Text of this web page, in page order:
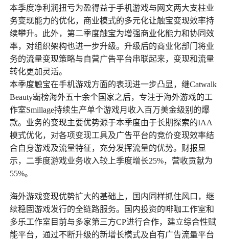
本季度净利润扭亏为盈得益于手机游戏与网文两大支柱业
务变现能力的优化，商业模式的多元化让触宝变现效率持
续攀升。此外，第二季度触宝为增强商业化能力和协同效
率，对组织架构也进一步升级。升级后的商业化部门将业
务的流量变现策略与自营广告平台串联起来，变现和流量
转化更加灵活。
本季度触宝在手机游戏方面的表现进一步凸显，继Catwalk
Beauty霸榜海外五十余个国家之后，专注于海外游戏的工
作室Smillage持续生产单个游戏月收入百万美金级别的爆
款。业务的变现主要优势源于本季度由于长期探索的IAA
模式优化，对各项变现工具及广告平台的竞价变现效率结
合自身游戏及流量特征，充分发挥流量的优势。财报显
示，二季度游戏业务收入较上季度增长25%，营收贡献为
55%。
海外游戏变现优势扩大的基础上，国内同样抓住风口，继
续稳固游戏发行的全链路服务。国内投资的啡咖工作室和
多乐工作室目前与多家第三方CP进行合作，建立综合性赋
能平台，通过不断升级的新增长模式及自有广告流量平台